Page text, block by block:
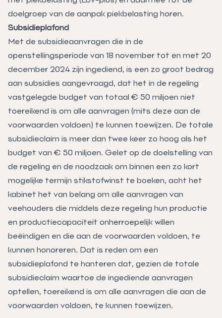
doelgroep van de aanpak piekbelasting horen.
Subsidieplafond
Met de subsidieaanvragen die in de
openstellingsperiode van 18 november tot en met 20
december 2024 zijn ingediend, is een zo groot bedrag
aan subsidies aangevraagd, dat het in de regeling
vastgelegde budget van totaal € 50 miljoen niet
toereikend is om alle aanvragen (mits deze aan de
voorwaarden voldoen) te kunnen toewijzen. De totale
subsidieclaim is meer dan twee keer zo hoog als het
budget van € 50 miljoen. Gelet op de doelstelling van
de regeling en de noodzaak om binnen een zo kort
mogelijke termijn stikstofwinst te boeken, acht het
kabinet het van belang om alle aanvragen van
veehouders die middels deze regeling hun productie
en productiecapaciteit onherroepelijk willen
beëindigen en die aan de voorwaarden voldoen, te
kunnen honoreren. Dat is reden om een
subsidieplafond te hanteren dat, gezien de totale
subsidieclaim waartoe de ingediende aanvragen
optellen, toereikend is om alle aanvragen die aan de
voorwaarden voldoen, te kunnen toewijzen.